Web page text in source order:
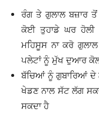
ਰੰਗ ਤੇ ਗੁਲਾਲ ਬਜ਼ਾਰ ਤੋਂ
ਕੋਈ ਤੁਹਾਡੇ ਘਰ ਹੋਲੀ
ਮਹਿਸੂਸ ਨਾ ਕਰੋ
ਪਲੇਟਾਂ ਨੂੰ ਮੁੱਖ ਦੁਆਰ ਕੋਲ
ਬੱਚਿਆਂ ਨੂੰ ਗੁਬਾਰਿਆਂ ਦੇ
ਖੇਡਣ ਨਾਲ ਸੱਟ ਲੱਗ
ਸਕਦਾ ਹੈ